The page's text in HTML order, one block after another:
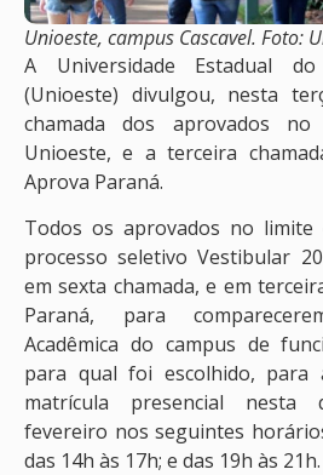
Unioeste, campus Cascavel. Foto:
A Universidade Estadual
(Unioeste) divulgou, nesta
chamada dos aprovados
Unioeste, e a terceira
Aprova Paraná.
Todos os aprovados no limite
processo seletivo Vestibular
em sexta chamada, e em
Paraná, para
Acadêmica do campus de
para qual foi escolhido, para
matrícula presencial nesta
fevereiro nos seguintes
das 14h às 17h; e das 19h às 21h.